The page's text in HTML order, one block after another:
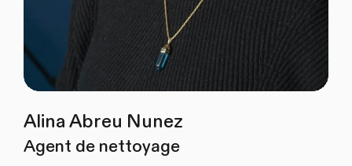
Alina Abreu Nunez
Agent de nettoyage